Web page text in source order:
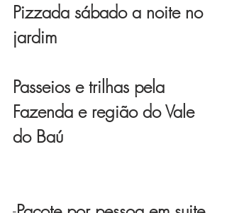
Pizzada sábado a noite no
jardim
Passeios e trilhas pela
Fazenda e região do Vale
do Baú